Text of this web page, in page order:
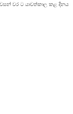
වර ට යාවත්කාල කළ දිනය